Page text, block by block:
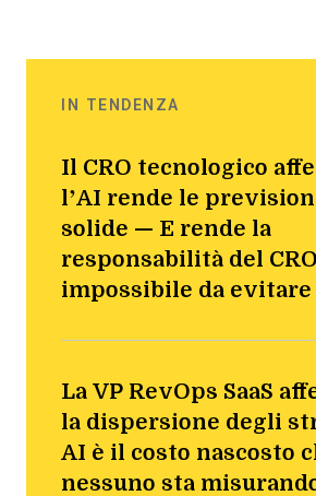
IN TENDENZA
Il CRO tecnologico
l’AI rende le
solide — E rende la
responsabilità del CRO
impossibile da evitare
La VP RevOps SaaS
la dispersione degli
AI è il costo nascosto
nessuno sta